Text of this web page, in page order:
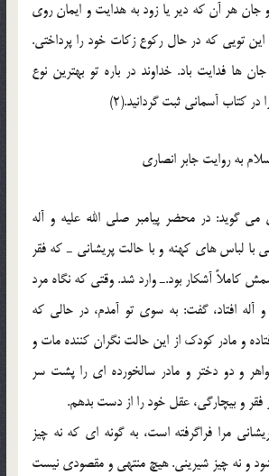
هر آن که دیر یا زود به هدایت و ایمان روی
این تویی که در حال رکوع زکات خود را پرداختی.
ها فدایت باد. خداوند در باره تو بهترین نوع
کتاب آسمانی ثبت گردانید.(2)
به روایت جابر انصاری
می گوید: در محضر پیامبر صلی الله علیه و آله
با لباس های کهنه و با حالت پریشانی ـ که فقر
کاملاً آشکار بود.ـ وارد شد. وقتی که نگاه مرد
و آله افتاد، گفت: به سوی تو آمدم، در حالی که
و مادر کودک از این حالت نگران کننده مات و
و دو دختر و مادر سالخورده ای را پشت سر
فقر و بیچارگی، عقل خود را از دست بدهم.
مرا فراگرفته است، به گونه ای که نه چیز
و نه چیز شیرینی. هیچ منتهی و مقصودی نیست